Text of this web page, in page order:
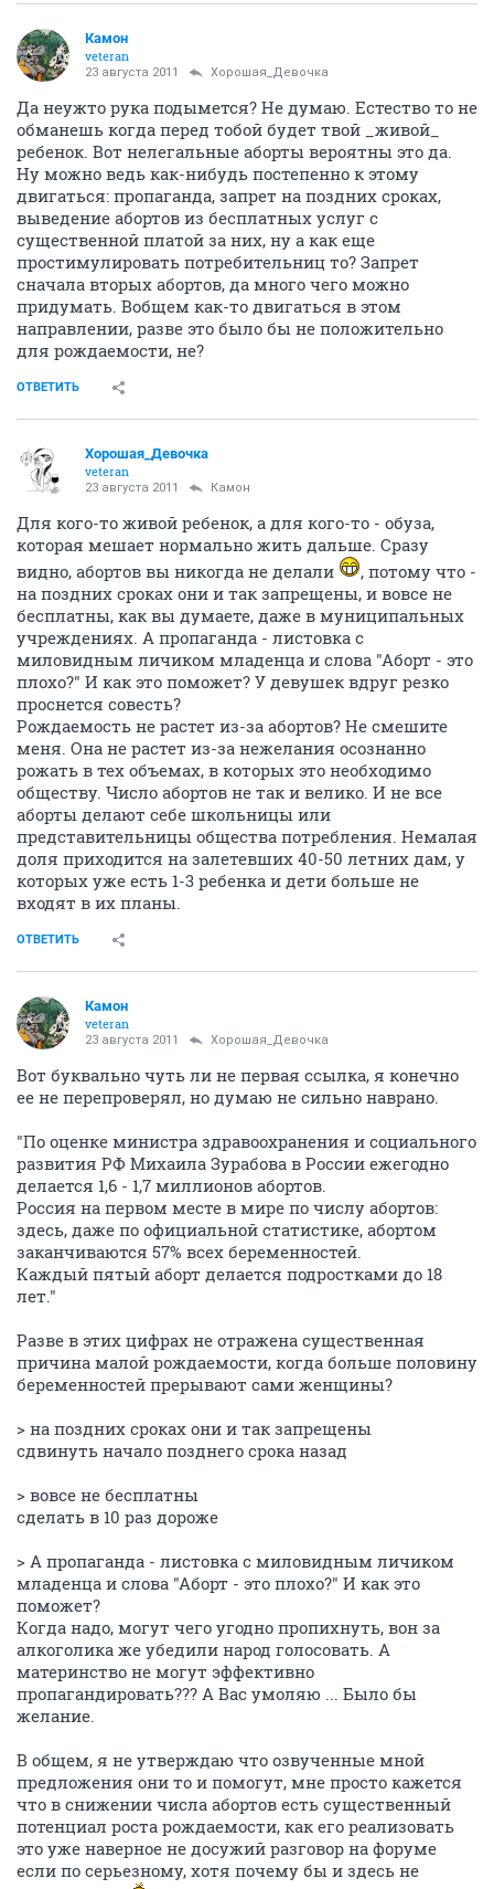
Камон
veteran
23 августа 2011 Хорошая_Девочка
Да неужто рука подымется? Не думаю. Естество то не
обманешь когда перед тобой будет твой _живой_
ребенок. Вот нелегальные аборты вероятны это да.
Ну можно ведь как-нибудь постепенно к этому
двигаться: пропаганда, запрет на поздних сроках,
выведение абортов из бесплатных услуг с
существенной платой за них, ну а как еще
простимулировать потребительниц то? Запрет
сначала вторых абортов, да много чего можно
придумать. Вобщем как-то двигаться в этом
направлении, разве это было бы не положительно
для рождаемости, не?
ОТВЕТИТЬ
Хорошая_Девочка
veteran
23 августа 2011 Камон
Для кого-то живой ребенок, а для кого-то - обуза,
которая мешает нормально жить дальше. Сразу
видно, абортов вы никогда не делали
, потому что -
на поздних сроках они и так запрещены, и вовсе не
бесплатны, как вы думаете, даже в муниципальных
учреждениях. А пропаганда - листовка с
миловидным личиком младенца и слова "Аборт - это
плохо?" И как это поможет? У девушек вдруг резко
проснется совесть?
Рождаемость не растет из-за абортов? Не смешите
меня. Она не растет из-за нежелания осознанно
рожать в тех объемах, в которых это необходимо
обществу. Число абортов не так и велико. И не все
аборты делают себе школьницы или
представительницы общества потребления. Немалая
доля приходится на залетевших 40-50 летних дам, у
которых уже есть 1-3 ребенка и дети больше не
входят в их планы.
ОТВЕТИТЬ
Камон
veteran
23 августа 2011 Хорошая_Девочка
Вот буквально чуть ли не первая ссылка, я конечно
ее не перепроверял, но думаю не сильно наврано.
"По оценке министра здравоохранения и социального
развития РФ Михаила Зурабова в России ежегодно
делается 1,6 - 1,7 миллионов абортов.
Россия на первом месте в мире по числу абортов:
здесь, даже по официальной статистике, абортом
заканчиваются 57% всех беременностей.
Каждый пятый аборт делается подростками до 18
лет."
Разве в этих цифрах не отражена существенная
причина малой рождаемости, когда больше половину
беременностей прерывают сами женщины?
> на поздних сроках они и так запрещены
сдвинуть начало позднего срока назад
> вовсе не бесплатны
сделать в 10 раз дороже
> А пропаганда - листовка с миловидным личиком
младенца и слова "Аборт - это плохо?" И как это
поможет?
Когда надо, могут чего угодно пропихнуть, вон за
алкоголика же убедили народ голосовать. А
материнство не могут эффективно
пропагандировать??? А Вас умоляю ... Было бы
желание.
В общем, я не утверждаю что озвученные мной
предложения они то и помогут, мне просто кажется
что в снижении числа абортов есть существенный
потенциал роста рождаемости, как его реализовать
это уже наверное не досужий разговор на форуме
если по серьезному, хотя почему бы и здесь не